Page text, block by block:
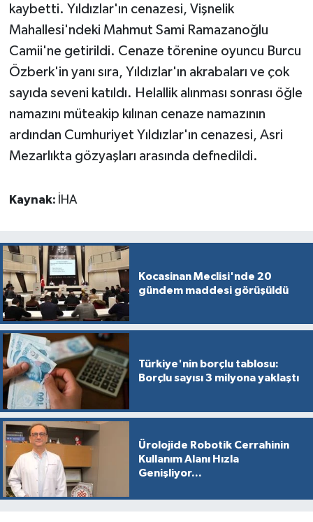
kaybetti. Yıldızlar'ın cenazesi, Vişnelik
Mahallesi'ndeki Mahmut Sami Ramazanoğlu
Camii'ne getirildi. Cenaze törenine oyuncu Burcu
Özberk'in yanı sıra, Yıldızlar'ın akrabaları ve çok
sayıda seveni katıldı. Helallik alınması sonrası öğle
namazını müteakip kılınan cenaze namazının
ardından Cumhuriyet Yıldızlar'ın cenazesi, Asri
Mezarlıkta gözyaşları arasında defnedildi.
Kaynak: İHA
Kocasinan Meclisi'nde 20
gündem maddesi görüşüldü
Türkiye'nin borçlu tablosu:
Borçlu sayısı 3 milyona yaklaştı
Ürolojide Robotik Cerrahinin
Kullanım Alanı Hızla
Genişliyor...